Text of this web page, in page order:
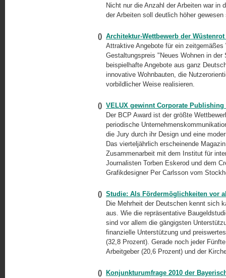
Nicht nur die Anzahl der Arbeiten war in
der Arbeiten soll deutlich höher gewesen
() Architektur-Wettbewerb der
Attraktive Angebote für ein
Gestaltungspreis "Neues Wohnen in
beispielhafte Angebote aus ganz
innovative Wohnbauten, die
vorbildlicher Weise realisieren.
() VELUX gewinnt Corporate Publishing
Der BCP Award ist der größte
periodische
die Jury durch ihr Design und eine
Das vierteljährlich erscheinende
Zusammenarbeit mit dem Institut für
Journalisten Torben Eskerod und dem
Grafikdesigner Per Carlsson vom
() Studie: Als Fördermöglichkeiten vor
Die Mehrheit der Deutschen kennt sich
aus. Wie die repräsentative
sind vor allem die gängigsten
finanzielle Unterstützung und
(32,8 Prozent). Gerade noch jeder
Arbeitgeber (20,6 Prozent) und der
()
Konjunkturumfrage 2010 der